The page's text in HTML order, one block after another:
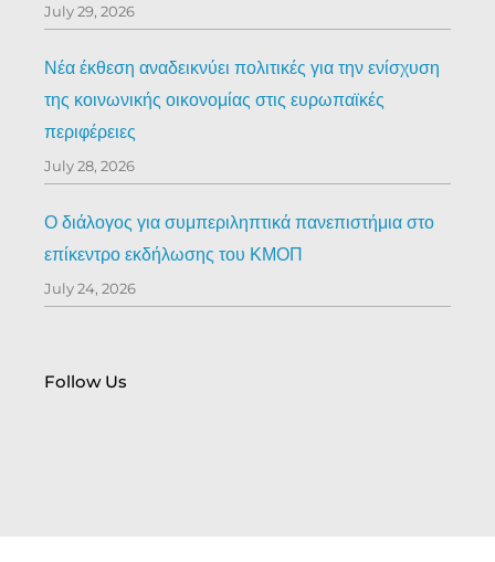
July 29, 2026
Νέα έκθεση αναδεικνύει πολιτικές για την ενίσχυση
της κοινωνικής οικονομίας στις ευρωπαϊκές
περιφέρειες
July 28, 2026
Ο διάλογος για συμπεριληπτικά πανεπιστήμια στο
επίκεντρο εκδήλωσης του ΚΜΟΠ
July 24, 2026
Follow Us